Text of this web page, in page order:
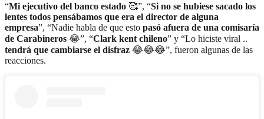
“Mi ejecutivo del banco estado 🥰”, “Si no se hubiese sacado los
lentes todos pensábamos que era el director de alguna
empresa”, “Nadie habla de que esto pasó afuera de una comisaría
de Carabineros 😂”, “Clark kent chileno” y “Lo hiciste viral ..
tendrá que cambiarse el disfraz 😂😂😂”, fueron algunas de las
reacciones.